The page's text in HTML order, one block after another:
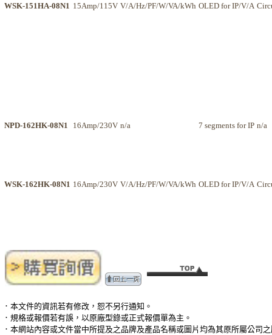
WSK-151HA-08N1 15Amp/115V V/A/Hz/PF/W/VA/kWh OLED for IP/V/A
NPD-162HK-08N1 16Amp/230V n/a 7 segments for IP n/a
WSK-162HK-08N1 16Amp/230V V/A/Hz/PF/W/VA/kWh OLED for IP/V/A
．本文件的資訊若有修改，恕不另行通知。
．規格或報價若有誤，以原廠型錄或正式報價單為主。
．本網站內容或文件當中所提及之品牌及產品名稱或圖片均為其原所屬公司